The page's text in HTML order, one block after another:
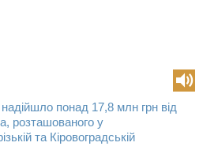
понад 17,8 млн грн від
розташованого у
та Кіровоградській